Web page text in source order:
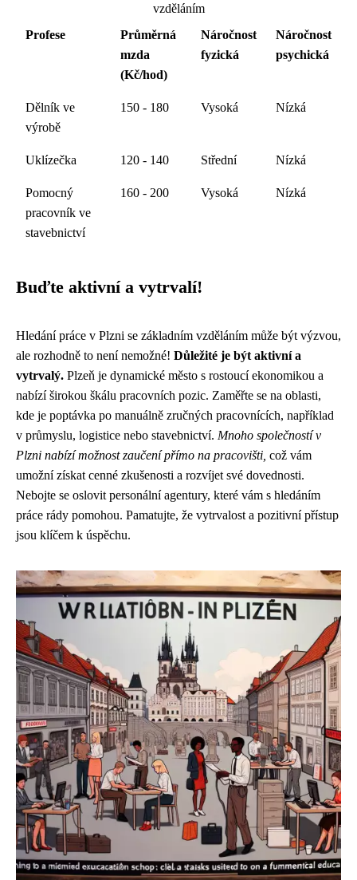
vzděláním
Profese
Průměrná
mzda
(Kč/hod)
Náročnost
fyzická
Náročnost
psychická
Dělník ve
výrobě
150 - 180 Vysoká Nízká
Uklízečka 120 - 140 Střední Nízká
Pomocný
pracovník ve
stavebnictví
160 - 200 Vysoká Nízká
Buďte aktivní a vytrvalí!
Hledání práce v Plzni se základním vzděláním může být výzvou,
ale rozhodně to není nemožné! Důležité je být aktivní a
vytrvalý. Plzeň je dynamické město s rostoucí ekonomikou a
nabízí širokou škálu pracovních pozic. Zaměřte se na oblasti,
kde je poptávka po manuálně zručných pracovnících, například
v průmyslu, logistice nebo stavebnictví. Mnoho společností v
Plzni nabízí možnost zaučení přímo na pracovišti, což vám
umožní získat cenné zkušenosti a rozvíjet své dovednosti.
Nebojte se oslovit personální agentury, které vám s hledáním
práce rády pomohou. Pamatujte, že vytrvalost a pozitivní přístup
jsou klíčem k úspěchu.